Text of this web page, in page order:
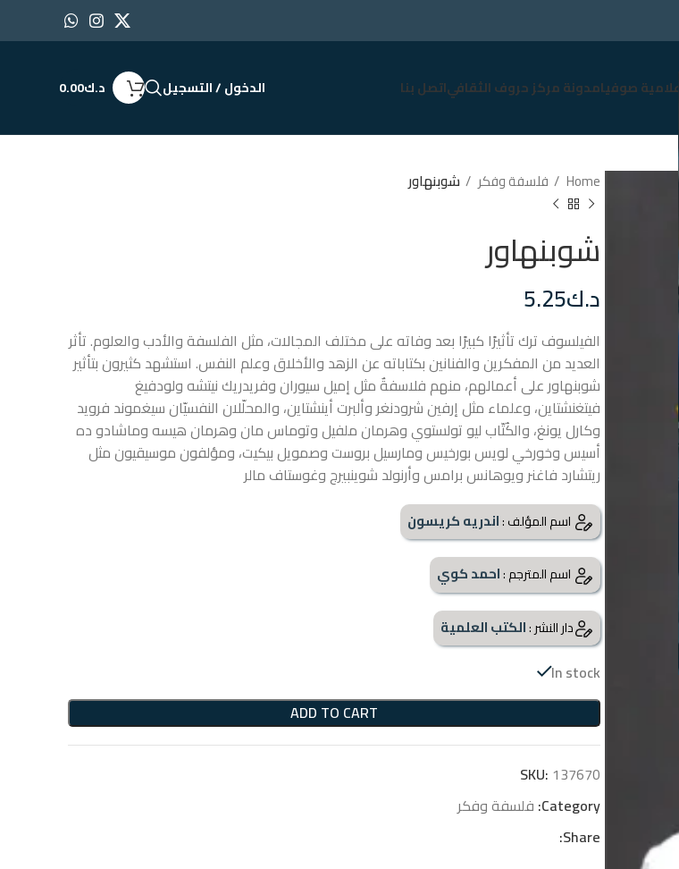
إعلامية صوفيامدونة مركز حروف الثقافياتصل بنا الدخول / التسجيل د.ك0.00
Home فلسفة وفكر شوبنهاور
شوبنهاور
د.ك5.25
الفيلسوف ترك تأثيرًا كبيرًا بعد وفاته على مختلف المجالات، مثل الفلسفة والأدب والعلوم. تأثر
العديد من المفكرين والفنانين بكتاباته عن الزهد والأخلاق وعلم النفس. استشهد كثيرون بتأثير
شوبنهاور على أعمالهم، منهم فلاسفةٌ مثل إميل سيوران وفريدريك نيتشه ولودفيغ
فيتغنشتاين، وعلماء مثل إرفين شرودنغر وألبرت أينشتاين، والمحلّلان النفسيّان سيغموند فرويد
وكارل يونغ، والكُتّاب ليو تولستوي وهرمان ملفيل وتوماس مان وهرمان هيسه وماشادو ده
أسيس وخورخي لويس بورخيس ومارسيل بروست وصمويل بيكيت، ومؤلفون موسيقيون مثل
ريتشارد فاغنر ويوهانس برامس وأرنولد شوينبيرج وغوستاف مالر
اسم المؤلف :اندريه كريسون
اسم المترجم :احمد كوي
دار النشر :الكتب العلمية
In stock
ADD TO CART
SKU: 137670
Category: فلسفة وفكر
Share: